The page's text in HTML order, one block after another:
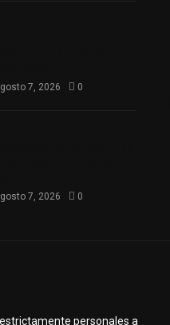
7, 2026 0
7, 2026 0
personales a